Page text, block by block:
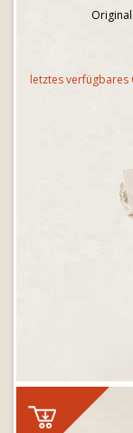
letztes